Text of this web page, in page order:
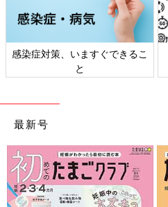
日本外来小児科学会リーフレッ
ト検討会
最新号